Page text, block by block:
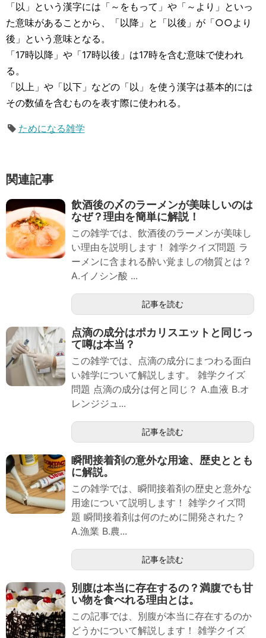
「以」という漢字には「～をもって」や「～より」といっ
た意味があることから、「以降」と「以後」が「○○より
後」という意味となる。
「17時以降」や「17時以後」は17時を含む意味で使われ
る。
「以上」や「以下」などの「以」を使う漢字は基本的には
その数値を含むものを表す際に使われる。
ためになる雑学
関連記事
飲酒後の〆のラーメンが美味しいのは
なぜ？理由を簡単に解説！
この雑学では、飲酒後のラーメンが美味し
い理由を説明します！ 雑学クイズ問題 ラ
ーメンに含まれる酔い覚ましの物質とは？
A.イノシン酸 ...
記事を読む
点滴の成分はポカリスエットと同じっ
て噂は本当？
この雑学では、点滴の成分にまつわる面白
い雑学について解説します。 雑学クイズ
問題 点滴の成分は何と同じ？ A.血液 B.オ
レンジジュ...
記事を読む
瞬間接着剤の意外な用途、歴史ととも
に解説。
この雑学では、瞬間接着剤の歴史と意外な
用途について説明します！ 雑学クイズ問
題 瞬間接着剤は何のために開発された？
A.漁業 B.農...
記事を読む
別腹は本当に存在するの？満腹でも甘
い物を食べれる理由とは。
この記事では、別腹が本当に存在するのか
どうかについて解説します！ 雑学クイズ